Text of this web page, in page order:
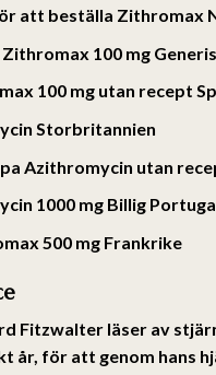
att beställa Zithromax
100 mg
100 mg utan recept
Storbritannien
Azithromycin utan
1000 mg Billig
500 mg Frankrike
Fitzwalter läser av
år, för att genom hans